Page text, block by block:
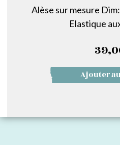
Alèse sur mesure
Elastique
Ajouter